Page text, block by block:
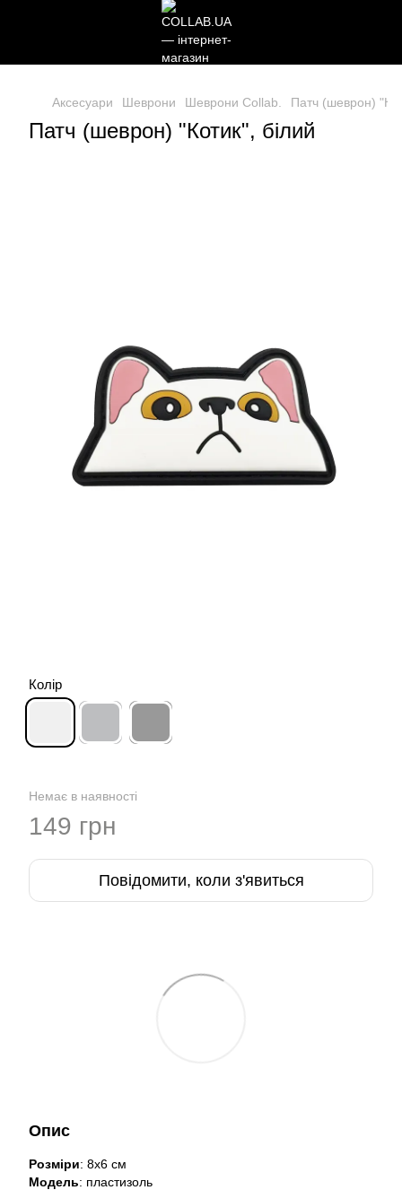
Аксесуари Шеврони Шеврони Collab. Патч (шеврон)
Патч (шеврон) "Котик", білий
Колір
Немає в наявності
149 грн
Повідомити, коли з'явиться
Опис
Розміри: 8х6 см
Модель: пластизоль